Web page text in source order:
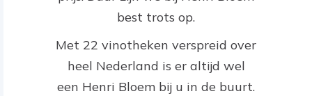
best trots op.
Met 22 vinotheken verspreid over
heel Nederland is er altijd wel
een Henri Bloem bij u in de buurt.